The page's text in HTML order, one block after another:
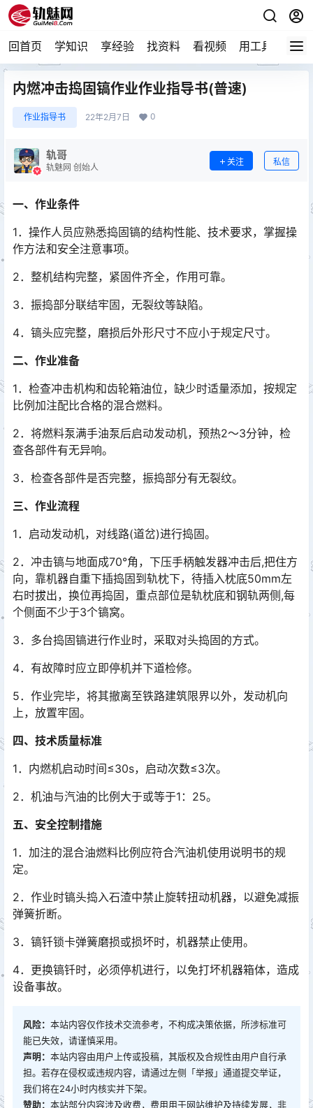
回首页 学知识 享经验 找资料 看视频 用工具 论技
内燃冲击捣固镐作业作业指导书(普速)
作业指导书 22年2月7日 0
轨哥
轨魅网 创始人
关注 私信
一、作业条件
1．操作人员应熟悉捣固镐的结构性能、技术要求，掌握操
作方法和安全注意事项。
2．整机结构完整，紧固件齐全，作用可靠。
3．振捣部分联结牢固，无裂纹等缺陷。
4．镐头应完整，磨损后外形尺寸不应小于规定尺寸。
二、作业准备
1．检查冲击机构和齿轮箱油位，缺少时适量添加，按规定
比例加注配比合格的混合燃料。
2．将燃料泵满手油泵后启动发动机，预热2～3分钟，检
查各部件有无异响。
3．检查各部件是否完整，振捣部分有无裂纹。
三、作业流程
1．启动发动机，对线路(道岔)进行捣固。
2．冲击镐与地面成70°角，下压手柄触发器冲击后,把住方
向，靠机器自重下插捣固到轨枕下，待插入枕底50mm左
右时拔出，换位再捣固，重点部位是轨枕底和钢轨两侧,每
个侧面不少于3个镐窝。󠅅󠅃󠄵󠅂󠄪󠇖󠆨󠆨󠇕󠆞󠆒󠅬󠇘󠆭󠆘󠇙󠆝󠅵󠇗󠆭󠆁󠄐󠇗󠅹󠅸󠇖󠆍󠅳󠇖󠅹󠅰󠇖󠆌󠅹
3．多台捣固镐进行作业时，采取对头捣固的方式。
4．有故障时应立即停机并下道检修。
5．作业完毕，将其撤离至铁路建筑限界以外，发动机向
上，放置牢固。
四、技术质量标准
1．内燃机启动时间≤30s，启动次数≤3次。
2．机油与汽油的比例大于或等于1：25。
五、安全控制措施
1．加注的混合油燃料比例应符合汽油机使用说明书的规
定。
2．作业时镐头捣入石渣中禁止旋转扭动机器，以避免减振
弹簧折断。
3．镐钎锁卡弹簧磨损或损坏时，机器禁止使用。
4．更换镐钎时，必须停机进行，以免打坏机器箱体，造成
设备事故。
风险： 本站内容仅作技术交流参考，不构成决策依据，所涉标准可
能已失效，请谨慎采用。
声明： 本站内容由用户上传或投稿，其版权及合规性由用户自行承
担。若存在侵权或违规内容，请通过左侧「举报」通道提交举证，
我们将在24小时内核实并下架。
赞助： 本站部分内容涉及收费，费用用于网站维护及持续发展，非